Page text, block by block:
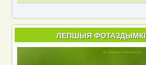
ЛЕПШЫЯ ФОТАЗДЫМКІ